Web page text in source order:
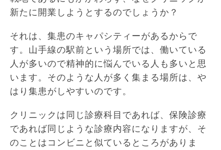
新たに開業しようとするのでしょうか？
それは、集患のキャパシティーがあるからで
す。山手線の駅前という場所では、働いている
人が多いので精神的に悩んでいる人も多いと思
います。そのような人が多く集まる場所は、や
はり集患がしやすいのです。
クリニックは同じ診療科目であれば、保険診療
であれば同じような診療内容になりますが、そ
のことはコンビニと似ているところがありま